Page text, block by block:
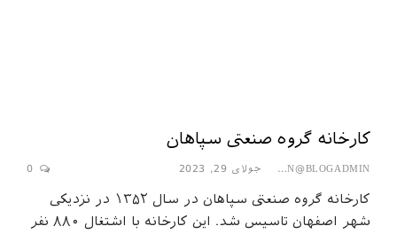
کارخانه گروه صنعتی سپاهان
SEPAHAN@BLOGADMIN جولای 29, 2023
کارخانه گروه صنعتی سپاهان در سال ۱۳۵۲ در نزدیکی
شهر اصفهان تاسیس شد. این کارخانه با اشتغال ۸۸۰ نفر